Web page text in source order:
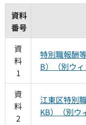
資料
番号
資
料
1
特別職報酬
B）（別ウィ
資
料
2
江東区特別
KB）（別ウ